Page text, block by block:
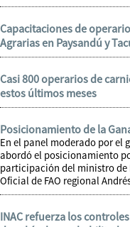
Capacitaciones de
Agrarias en Paysandú y
Casi 800 operarios de
estos últimos meses
Posicionamiento de la
En el panel moderado por el
abordó el posicionamiento
participación del ministro de
Oficial de FAO regional
INAC refuerza los